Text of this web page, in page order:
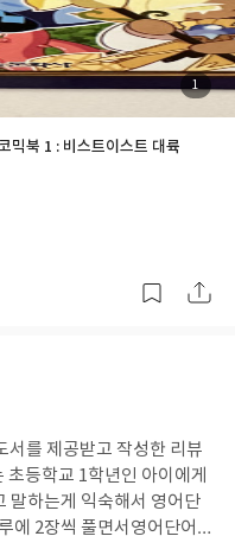
께하는 용감한 생각으로 어
보고 싶은지 생각해보고 적
웠다.그림동화책에서 일반
로 책에 대해 재미를 늘리
첨
부
사
1
믹북 1 : 비스트이스트 대륙
서를 제공받고 작성한 리뷰
등학교 1학년인 아이에게
말하는게 익숙해서 영어단
에 2장씩 풀면서영어단어